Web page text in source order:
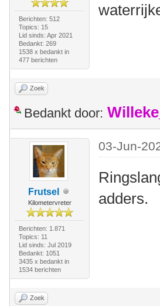
Berichten: 512
Topics: 15
Lid sinds: Apr 2021
Bedankt: 269
1538 x bedankt in
477 berichten
Zoek
Bedankt door:
Frutsel
Kilometervreter
Berichten: 1.871
Topics: 11
Lid sinds: Jul 2019
Bedankt: 1051
3435 x bedankt in
1534 berichten
03-Jun-
adders.
Zoek